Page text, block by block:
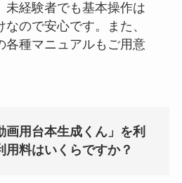
未経験者でも基本操作は
なので安心です。また、
各種マニュアルもご用意
画用台本生成くん」を利
用料はいくらですか？